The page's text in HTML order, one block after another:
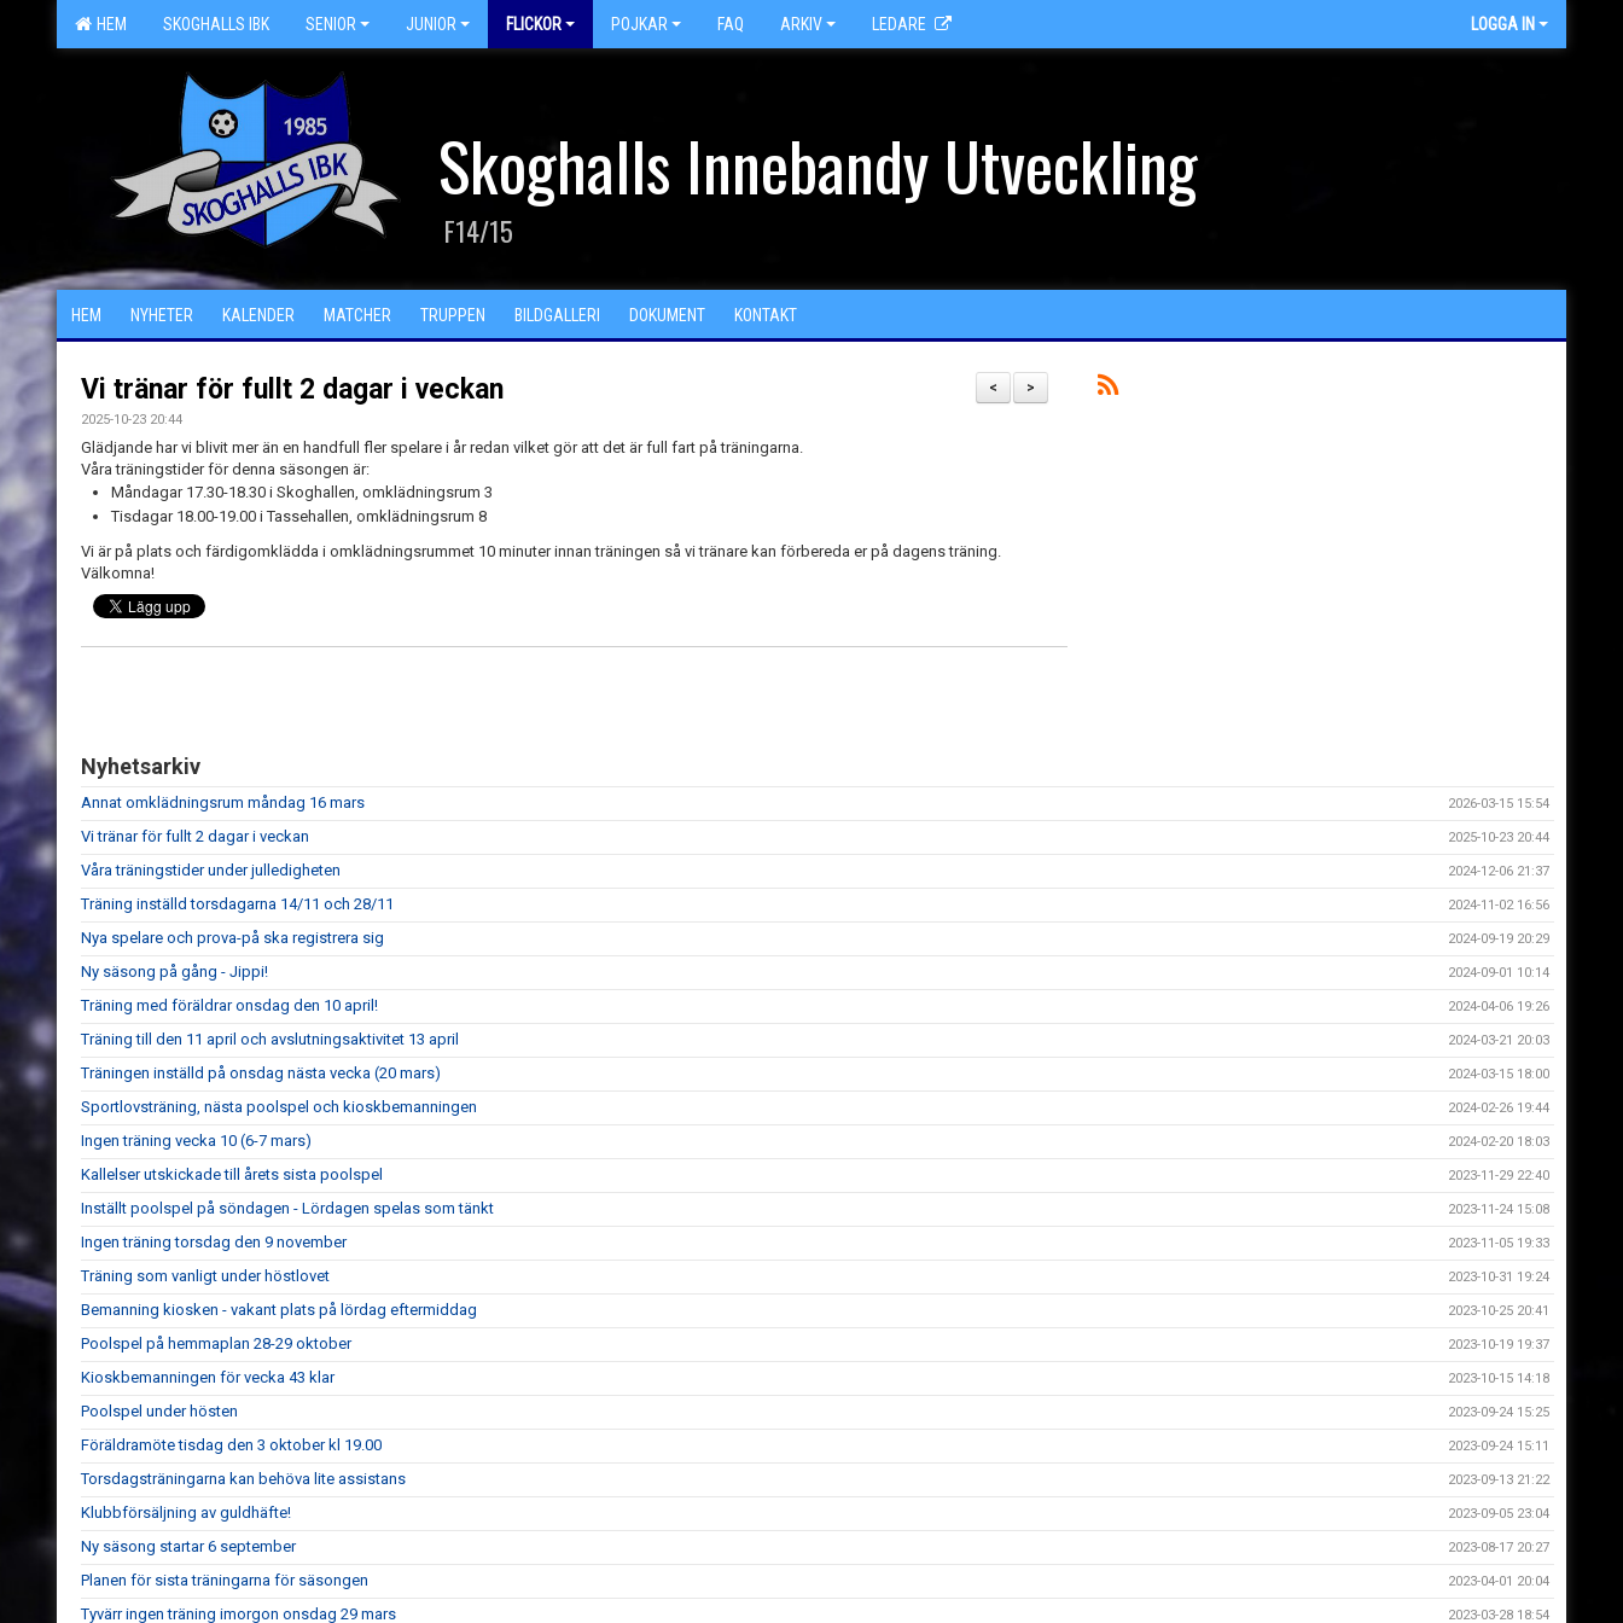
HEM SKOGHALLS IBK SENIOR JUNIOR FLICKOR POJKAR FAQ ARKIV LEDARE LOGGA IN
Skoghalls Innebandy Utveckling
F14/15
HEM NYHETER KALENDER MATCHER TRUPPEN BILDGALLERI DOKUMENT KONTAKT
>
<
Vi tränar för fullt 2 dagar i veckan
2025-10-23 20:44
Glädjande har vi blivit mer än en handfull fler spelare i år redan vilket gör att det är full fart på träningarna.
Våra träningstider för denna säsongen är:
Måndagar 17.30-18.30 i Skoghallen, omklädningsrum 3
Tisdagar 18.00-19.00 i Tassehallen, omklädningsrum 8
Vi är på plats och färdigomklädda i omklädningsrummet 10 minuter innan träningen så vi tränare kan förbereda er på dagens träning.
Välkomna!
Nyhetsarkiv
Annat omklädningsrum måndag 16 mars 2026-03-15 15:54
Vi tränar för fullt 2 dagar i veckan 2025-10-23 20:44
Våra träningstider under julledigheten 2024-12-06 21:37
Träning inställd torsdagarna 14/11 och 28/11 2024-11-02 16:56
Nya spelare och prova-på ska registrera sig 2024-09-19 20:29
Ny säsong på gång - Jippi! 2024-09-01 10:14
Träning med föräldrar onsdag den 10 april! 2024-04-06 19:26
Träning till den 11 april och avslutningsaktivitet 13 april 2024-03-21 20:03
Träningen inställd på onsdag nästa vecka (20 mars) 2024-03-15 18:00
Sportlovsträning, nästa poolspel och kioskbemanningen 2024-02-26 19:44
Ingen träning vecka 10 (6-7 mars) 2024-02-20 18:03
Kallelser utskickade till årets sista poolspel 2023-11-29 22:40
Inställt poolspel på söndagen - Lördagen spelas som tänkt 2023-11-24 15:08
Ingen träning torsdag den 9 november 2023-11-05 19:33
Träning som vanligt under höstlovet 2023-10-31 19:24
Bemanning kiosken - vakant plats på lördag eftermiddag 2023-10-25 20:41
Poolspel på hemmaplan 28-29 oktober 2023-10-19 19:37
Kioskbemanningen för vecka 43 klar 2023-10-15 14:18
Poolspel under hösten 2023-09-24 15:25
Föräldramöte tisdag den 3 oktober kl 19.00 2023-09-24 15:11
Torsdagsträningarna kan behöva lite assistans 2023-09-13 21:22
Klubbförsäljning av guldhäfte! 2023-09-05 23:04
Ny säsong startar 6 september 2023-08-17 20:27
Planen för sista träningarna för säsongen 2023-04-01 20:04
Tyvärr ingen träning imorgon onsdag 29 mars 2023-03-28 18:54